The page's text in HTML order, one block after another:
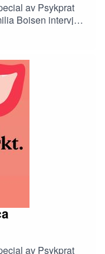
av Psykprat
Boisen intervjuar
som medverkar i
är en bok om
dikt, prosa och
om tankarna
av Psykprat